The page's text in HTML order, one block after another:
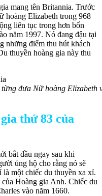
mang tên Britannia. Trước
hoàng Elizabeth trong 968
liên tục trong hơn bốn
năm 1997. Nó đang đậu tại
những điểm thu hút khách
thuyền hoàng gia này thu
đưa Nữ hoàng
thứ 83 của
bắt đầu ngay sau khi
ủng hộ cho rằng nó sẽ
là một chiếc du thuyền xa xỉ.
Hoàng gia Anh. Chiếc du
vào năm 1660.